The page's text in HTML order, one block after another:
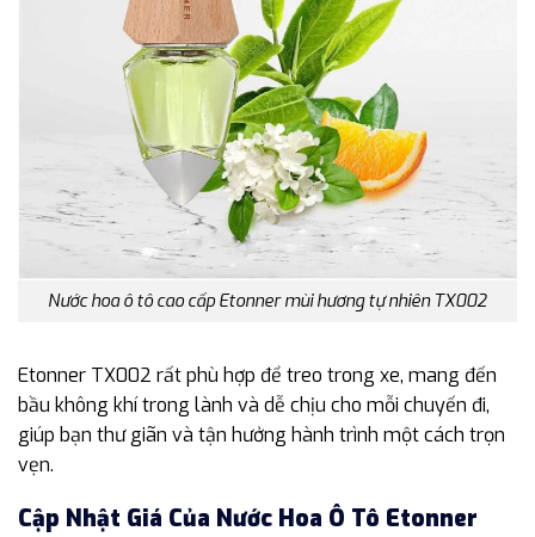
Nước hoa ô tô cao cấp Etonner mùi hương tự nhiên TX002
Etonner TX002 rất phù hợp để treo trong xe, mang đến
bầu không khí trong lành và dễ chịu cho mỗi chuyến đi,
giúp bạn thư giãn và tận hưởng hành trình một cách trọn
vẹn.
Cập Nhật Giá Của Nước Hoa Ô Tô Etonner